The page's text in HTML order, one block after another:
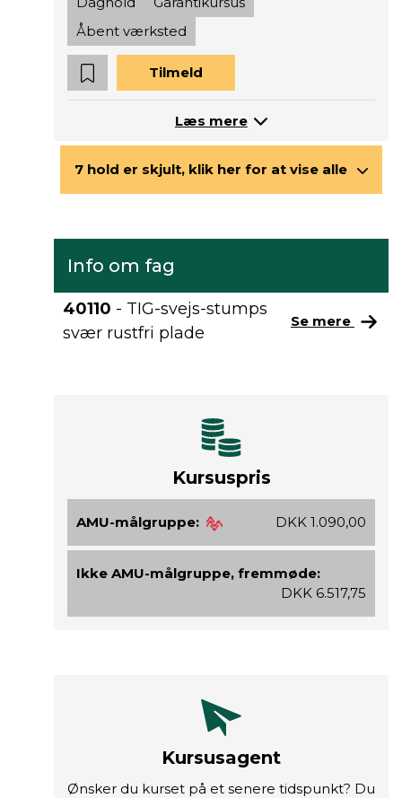
Åbent værksted
Tilmeld
Læs mere
7 hold er skjult, klik her for at vise alle
Info om fag
40110 - TIG-svejs-stumps
svær rustfri plade
Se mere
Kursuspris
AMU-målgruppe: DKK 1.090,00
Ikke AMU-målgruppe, fremmøde:
DKK 6.517,75
Kursusagent
Ønsker du kurset på et senere tidspunkt? Du